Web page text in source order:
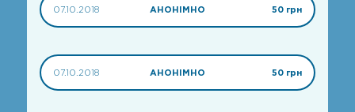
07.10.2018 АНОНІМНО 50 грн
07.10.2018 АНОНІМНО 50 грн